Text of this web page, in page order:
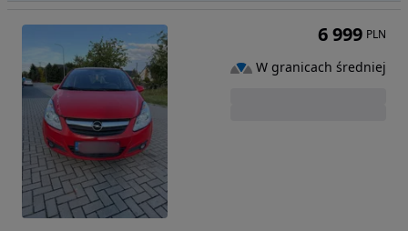
6 999 PLN
W granicach średniej